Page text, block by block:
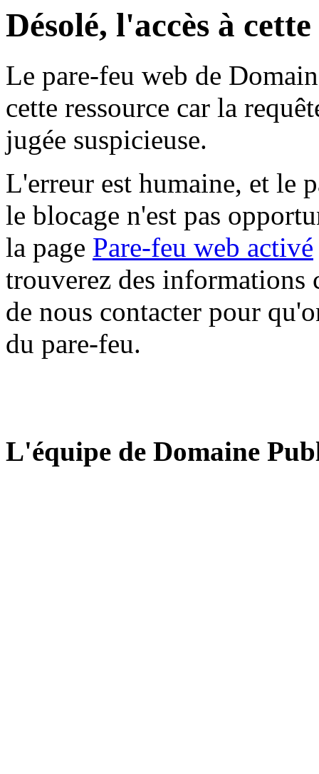
Désolé, l'accès à
Le pare-feu web de
cette ressource car la
jugée suspicieuse.
L'erreur est humaine, et le
le blocage n'est pas
la page Pare-feu web activé
trouverez des informations
de nous contacter pour
du pare-feu.
L'équipe de Domaine